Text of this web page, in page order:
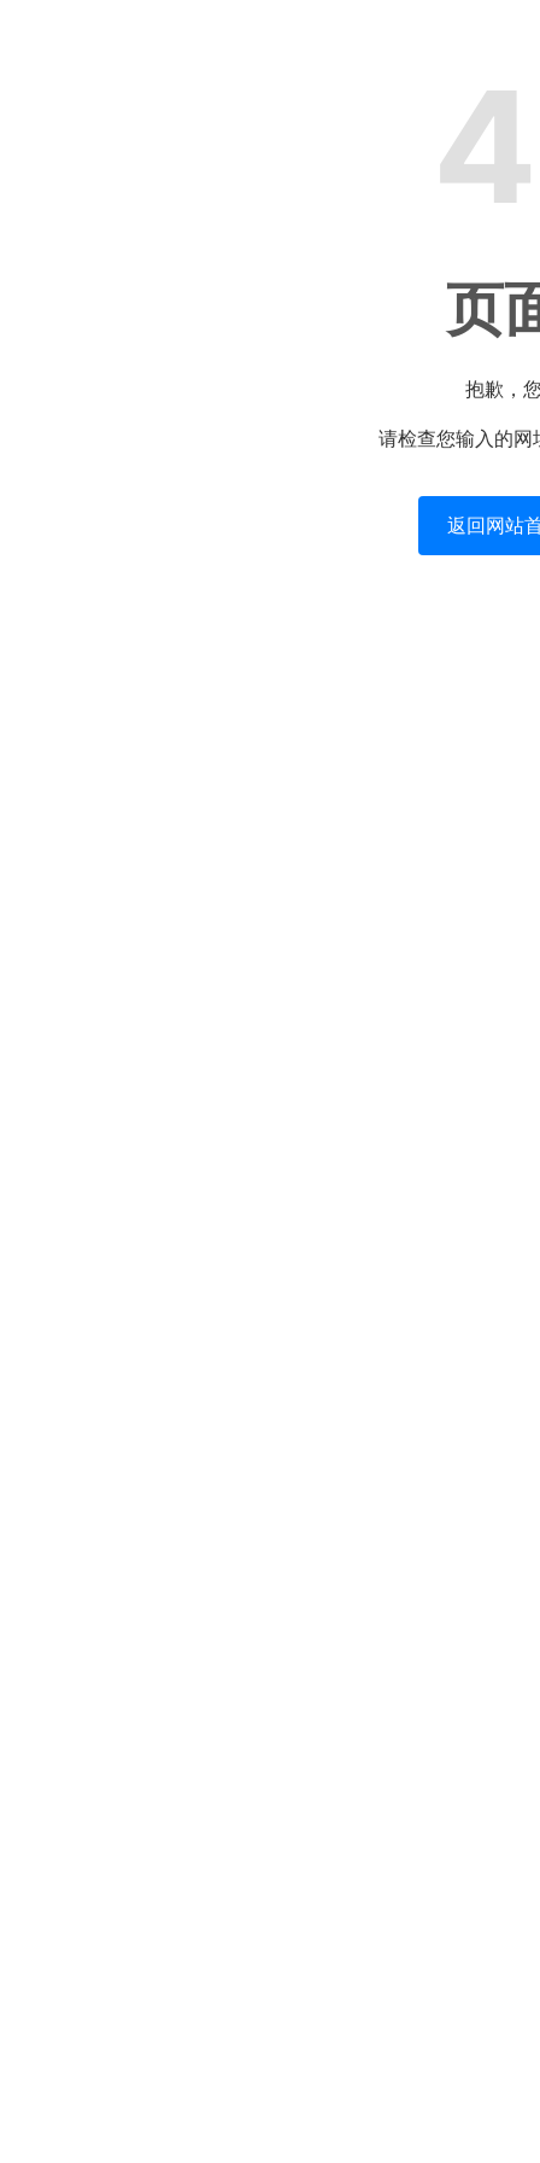
页
抱歉，
请检查您输入的
返回网站